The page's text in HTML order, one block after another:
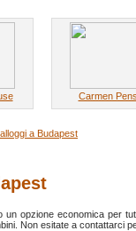
Carmen
a Budapest
opzione economica per
Non esitate a contattarci